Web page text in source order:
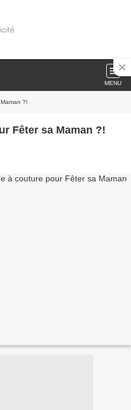
MENU
?!
Fêter sa Maman ?!